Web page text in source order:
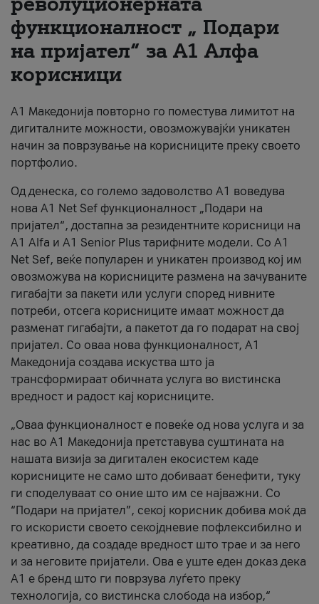
За нас
#ПодобарОнлајн
функционалност „ Подари
на пријател“ за А1 Алфа
корисници
А1 Македонија повторно го поместува лимитот на
дигиталните можности, овозможувајќи уникатен
начин за поврзување на корисниците преку своето
портфолио.
Од денеска, со големо задоволство А1 воведува
нова A1 Net Sef функционалност „Подари на
пријател“, достапна за резидентните корисници на
А1 Alfa и A1 Senior Plus тарифните модели. Со A1
Net Sef, веќе популарен и уникатен производ кој им
овозможува на корисниците размена на зачуваните
гигабајти за пакети или услуги според нивните
потреби, отсега корисниците имаат можност да
разменат гигабајти, а пакетот да го подарат на свој
пријател. Со оваа нова функционалност, А1
Македонија создава искуства што ја
трансформираат обичната услуга во вистинска
вредност и радост кај корисниците.
„Оваа функционалност е повеќе од нова услуга и за
нас во А1 Македонија претставува суштината на
нашата визија за дигитален екосистем каде
корисниците не само што добиваат бенефити, туку
ги споделуваат со оние што им се најважни. Со
“Подари на пријател”, секој корисник добива моќ да
го искористи своето секојдневие пофлексибилно и
креативно, да создаде вредност што трае и за него
и за неговите пријатели. Ова е уште еден доказ дека
А1 е бренд што ги поврзува луѓето преку
технологија, со вистинска слобода на избор,“